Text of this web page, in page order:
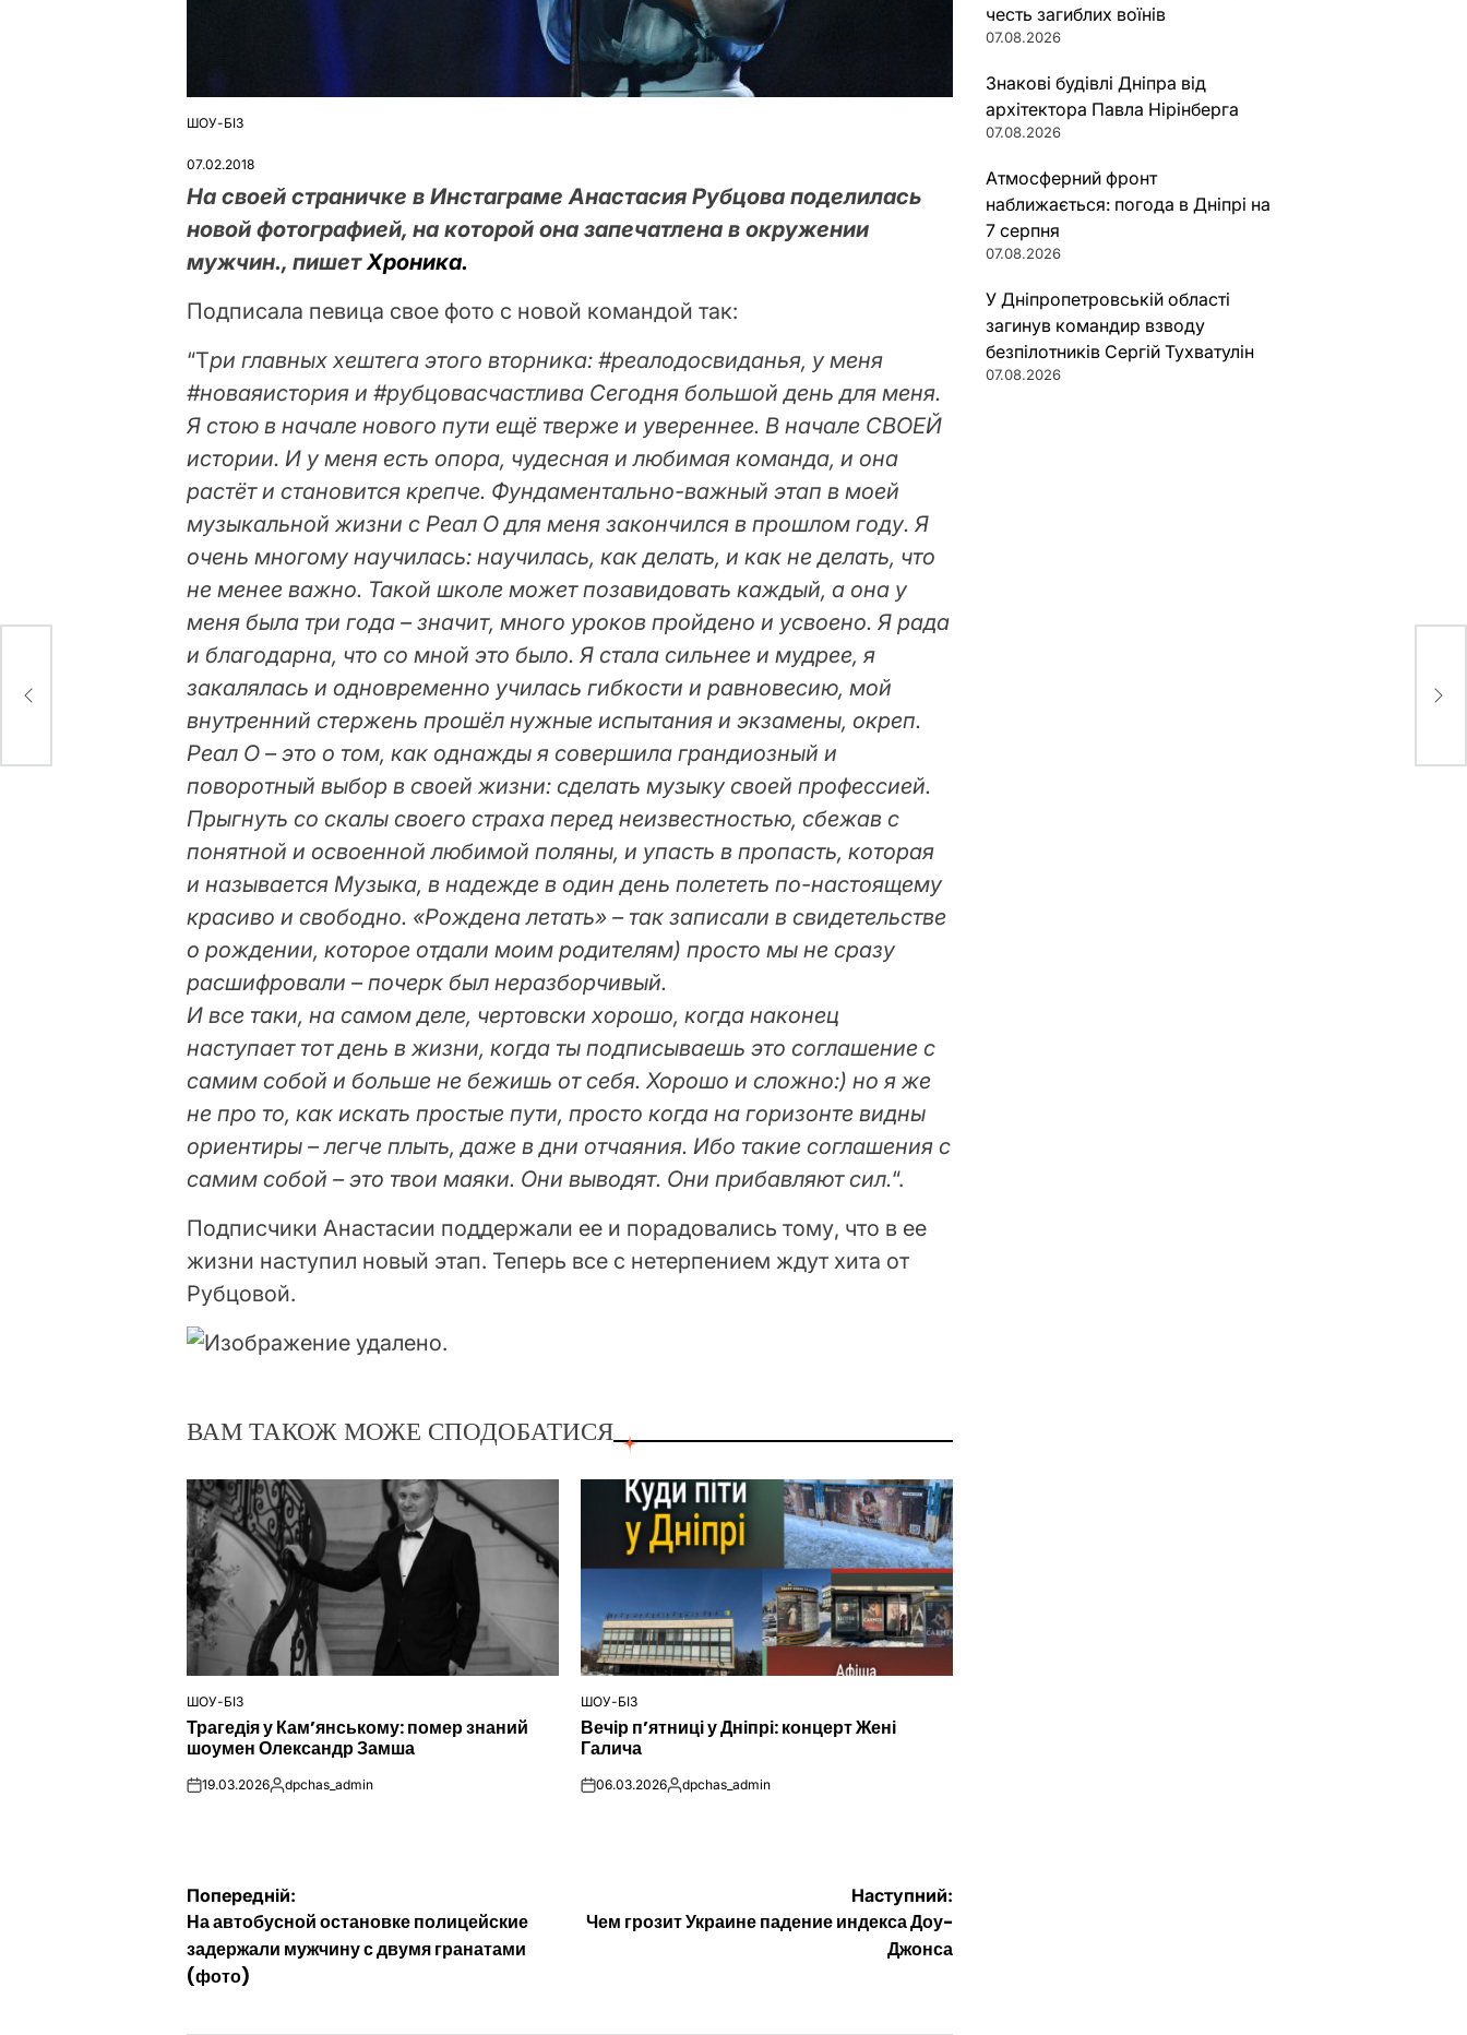
ОПУБЛІКУВАТИ
ШОУ-БІЗ
07.02.2018
На своей страничке в Инстаграме Анастасия Рубцова поделилась
новой фотографией, на которой она запечатлена в окружении
мужчин., пишетХроника.
Подписала певица свое фото с новой командой так:
“Три главных хештега этого вторника: #реалодосвиданья, у меня
#новаяистория и #рубцовасчастлива Сегодня большой день для меня.
Я стою в начале нового пути ещё тверже и увереннее. В начале СВОЕЙ
истории. И у меня есть опора, чудесная и любимая команда, и она
растёт и становится крепче. Фундаментально-важный этап в моей
музыкальной жизни с Реал О для меня закончился в прошлом году. Я
очень многому научилась: научилась, как делать, и как не делать, что
не менее важно. Такой школе может позавидовать каждый, а она у
меня была три года – значит, много уроков пройдено и усвоено. Я рада
и благодарна, что со мной это было. Я стала сильнее и мудрее, я
закалялась и одновременно училась гибкости и равновесию, мой
внутренний стержень прошёл нужные испытания и экзамены, окреп.
Реал О – это о том, как однажды я совершила грандиозный и
поворотный выбор в своей жизни: сделать музыку своей профессией.
Прыгнуть со скалы своего страха перед неизвестностью, сбежав с
понятной и освоенной любимой поляны, и упасть в пропасть, которая
и называется Музыка, в надежде в один день полететь по-настоящему
красиво и свободно. «Рождена летать» – так записали в свидетельстве
о рождении, которое отдали моим родителям) просто мы не сразу
расшифровали – почерк был неразборчивый.
И все таки, на самом деле, чертовски хорошо, когда наконец
наступает тот день в жизни, когда ты подписываешь это соглашение с
самим собой и больше не бежишь от себя. Хорошо и сложно:) но я же
не про то, как искать простые пути, просто когда на горизонте видны
ориентиры – легче плыть, даже в дни отчаяния. Ибо такие соглашения с
самим собой – это твои маяки. Они выводят. Они прибавляют сил.“.
Подписчики Анастасии поддержали ее и порадовались тому, что в ее
жизни наступил новый этап. Теперь все с нетерпением ждут хита от
Рубцовой.
ВАМ ТАКОЖ МОЖЕ СПОДОБАТИСЯ
ОПУБЛІКУВАТИ
ШОУ-БІЗ
Трагедія у Кам’янському: помер знаний
шоумен Олександр Замша
on19.03.2026Опубліковано
dpchas_admin
ОПУБЛІКУВАТИ
У
ШОУ-БІЗ
Вечір п’ятниці у Дніпрі: концерт Жені
Галича
on06.03.2026Опубліковано
dpchas_admin
с
Навігація
записів
Попередній:
На автобусной остановке полицейские
задержали мужчину с двумя гранатами
(фото)
Наступний:
Чем грозит Украине падение индекса Доу-
Джонса
честь загиблих воїнів
07.08.2026
Знакові будівлі Дніпра від
архітектора Павла Нірінберга
07.08.2026
Атмосферний фронт
наближається: погода в Дніпрі на
7 серпня
07.08.2026
У Дніпропетровській області
загинув командир взводу
безпілотників Сергій Тухватулін
07.08.2026